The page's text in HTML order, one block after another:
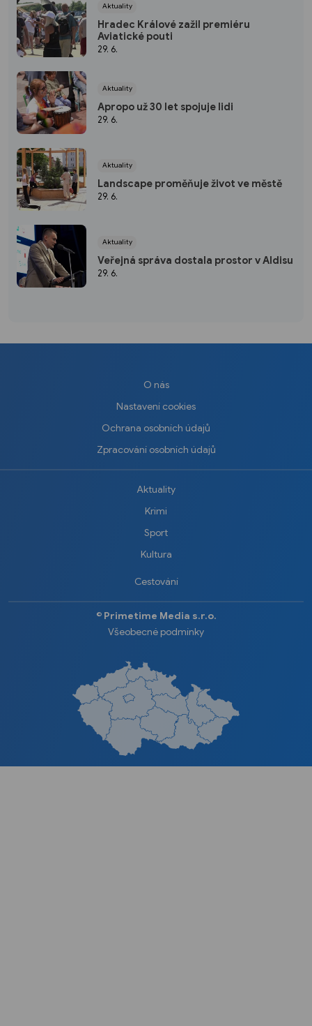
Aktuality
Hradec Králové zažil premiéru
Aviatické pouti
29. 6.
Aktuality
Apropo už 30 let spojuje lidi
29. 6.
Aktuality
Landscape proměňuje život ve městě
29. 6.
Aktuality
Veřejná správa dostala prostor v Aldisu
29. 6.
O nás
Nastavení cookies
Ochrana osobních údajů
Zpracování osobních údajů
Aktuality
Krimi
Sport
Kultura
Cestování
©️ Primetime Media s.r.o.
Všeobecné podmínky